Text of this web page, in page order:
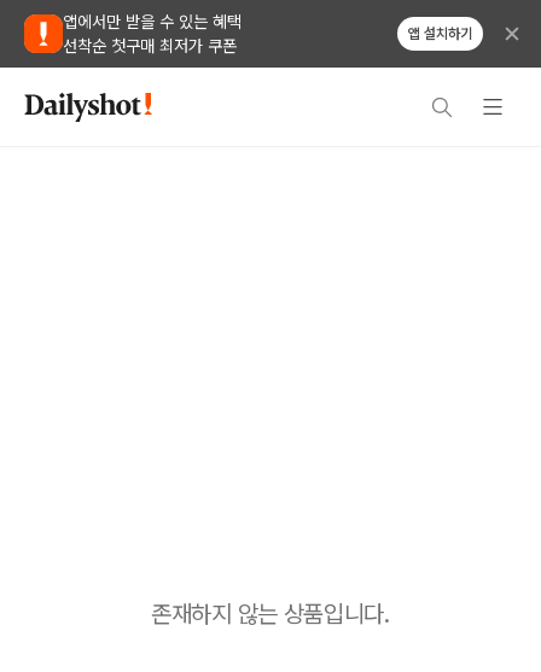
앱에서만 받을 수 있는 혜택
선착순 첫구매 최저가 쿠폰
앱 설치하기
존재하지 않는 상품입니다.